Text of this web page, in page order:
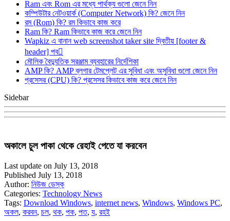
Ram এবং Rom এর মধ্যে পার্থক্য গুলো জেনে নিন
কম্পিউটার নেটওয়ার্ক (Computer Network) কি? জেনে নিন
রম (Rom) কি? রম কিভাবে কাজ করে
Ram কি? Ram কিভাবে কাজ করে জেনে নিন
Wapkiz এ বানান web screenshot taker site দ্বিতীয় [footer &
header] পব
মৌলিক বৈদ্যুতিক সরঞ্জাম ব্যবহারের নির্দেশিকা
AMP কি? AMP ব্লগার টেমপ্লেট এর সুবিধা এবং অসুবিধা গুলো জেনে নিন
প্রসেসর (CPU) কি? প্রসেসর কিভাবে কাজ করে জেনে নিন
Sidebar
অকালে চুল পাকা থেকে রেহাই পেতে যা করবেন
Last update on July 13, 2018
Published July 13, 2018
Author: নিউজ ডেস্ক
Categories: Technology News
Tags: Download Windows, internet news, Windows, Windows PC,
অকল, করবন, চল, থক, পক, পত, য, রহই